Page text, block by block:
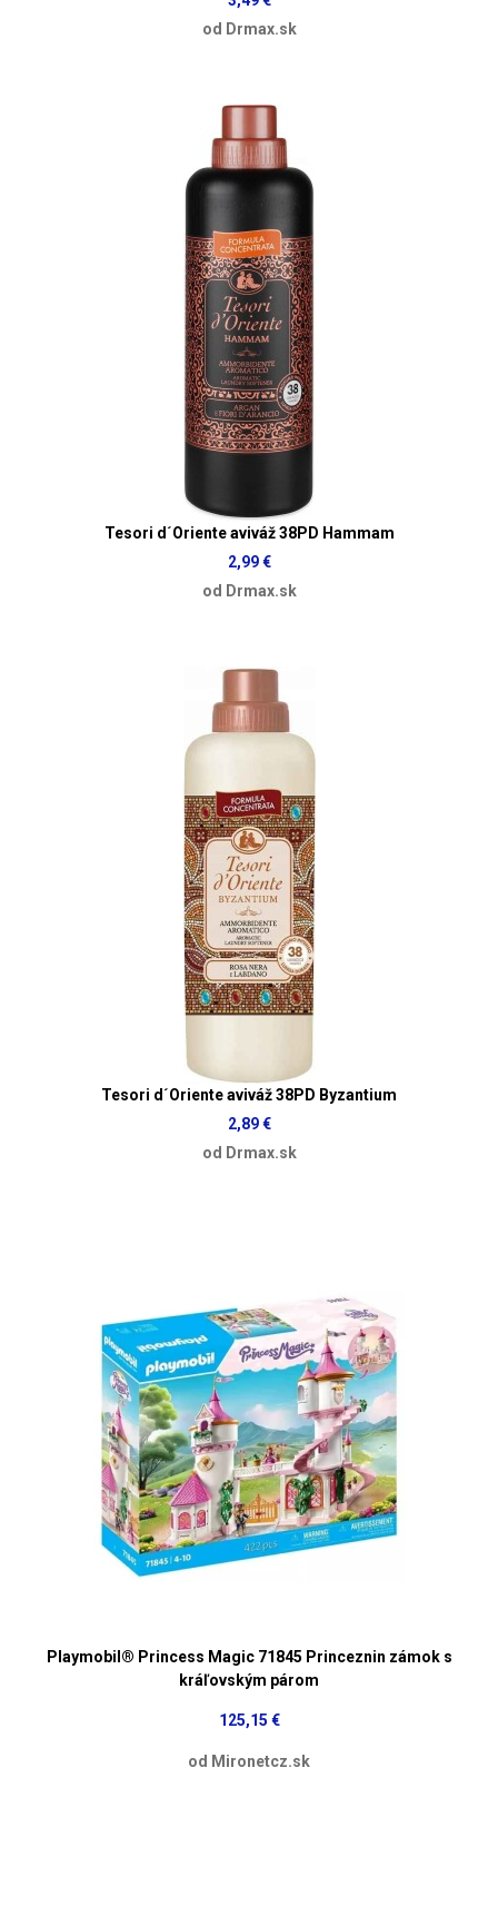
od Drmax.sk
Tesori d´Oriente aviváž 38PD Hammam
2,99 €
od Drmax.sk
Tesori d´Oriente aviváž 38PD Byzantium
2,89 €
od Drmax.sk
Playmobil® Princess Magic 71845 Princeznin zámok s
kráľovským párom
125,15 €
od Mironetcz.sk